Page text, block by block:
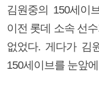
김원중의 150세이
이전 롯데 소속 선
없었다. 게다가 김
150세이브를 눈앞